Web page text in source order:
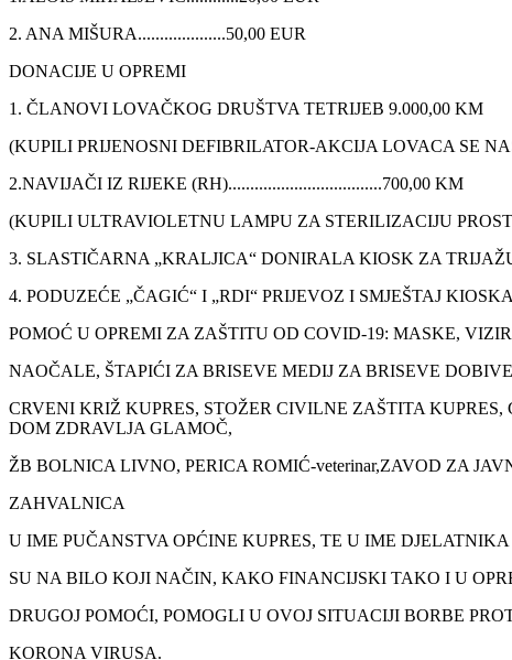
2. ANA MIŠURA....................50,00 EUR
DONACIJE U OPREMI
1. ČLANOVI LOVAČKOG DRUŠTVA TETRIJEB 9.000,00 KM
(KUPILI PRIJENOSNI DEFIBRILATOR-AKCIJA LOVACA SE
2.NAVIJAČI IZ RIJEKE (RH)...................................700,00 KM
(KUPILI ULTRAVIOLETNU LAMPU ZA STERILIZACIJU
3. SLASTIČARNA „KRALJICA“ DONIRALA KIOSK ZA
4. PODUZEĆE „ČAGIĆ“ I „RDI“ PRIJEVOZ I SMJEŠTAJ KIOSKA
POMOĆ U OPREMI ZA ZAŠTITU OD COVID-19: MASKE,
NAOČALE, ŠTAPIĆI ZA BRISEVE MEDIJ ZA BRISEVE
CRVENI KRIŽ KUPRES, STOŽER CIVILNE ZAŠTITA
DOM ZDRAVLJA GLAMOČ,
ŽB BOLNICA LIVNO, PERICA ROMIĆ-veterinar,ZAVOD ZA
ZAHVALNICA
U IME PUČANSTVA OPĆINE KUPRES, TE U IME
SU NA BILO KOJI NAČIN, KAKO FINANCIJSKI TAKO I U
DRUGOJ POMOĆI, POMOGLI U OVOJ SITUACIJI BORBE
KORONA VIRUSA.